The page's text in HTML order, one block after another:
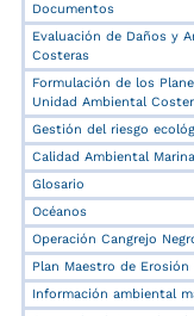
Documentos
Evaluación de Daños y
Costeras
Formulación de los
Unidad Ambiental
Gestión del riesgo
Calidad Ambiental Marina
Glosario
Océanos
Operación Cangrejo
Plan Maestro de Erosión
Información ambiental